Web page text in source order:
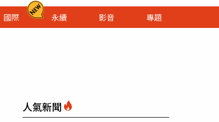
國際 永續 影音 專題
人氣新聞